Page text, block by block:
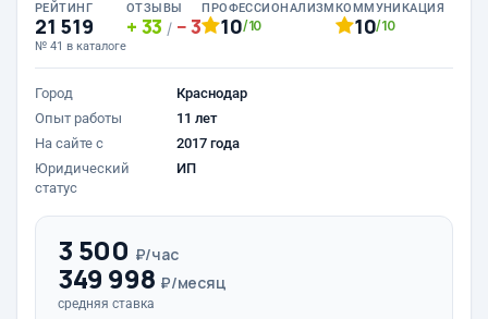
РЕЙТИНГ
21 519
№ 41 в каталоге
ОТЗЫВЫ
33 / 3
ПРОФЕССИОНАЛИЗМ
10/10
КОММУНИКАЦИЯ
10/10
Город
Краснодар
Опыт работы
11 лет
На сайте с
2017 года
Юридический
статус
ИП
3 500 ₽/час
349 998 ₽/месяц
средняя ставка